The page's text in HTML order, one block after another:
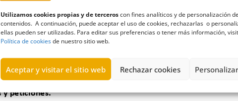
Utilizamos cookies propias y de terceroscon fines analíticos y de personalización
contenidos. A continuación, puede aceptar el uso de cookies, rechazarlas o
ellas pueden ser utilizadas. Para editar sus preferencias o tener más información,
Política de cookiesde nuestro sitio web.
Aceptar y visitar el sitio web Rechazar cookies